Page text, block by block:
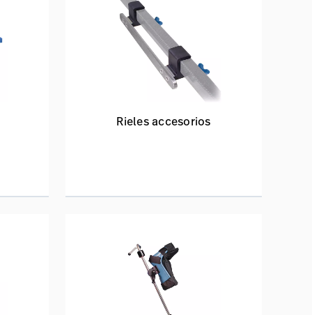
Rieles accesorios